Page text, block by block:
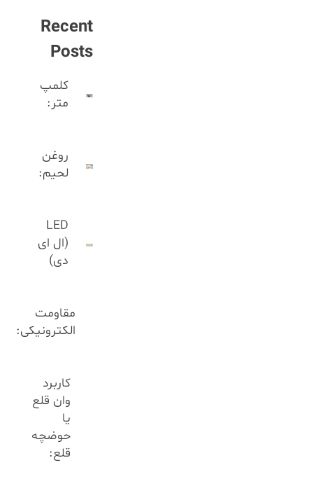
Recent
Posts
کلمپ
متر:
روغن
لحیم:
LED
(ال ای
دی)
مقاومت
الکترونیکی:
کاربرد
وان قلع
یا
حوضچه
قلع: